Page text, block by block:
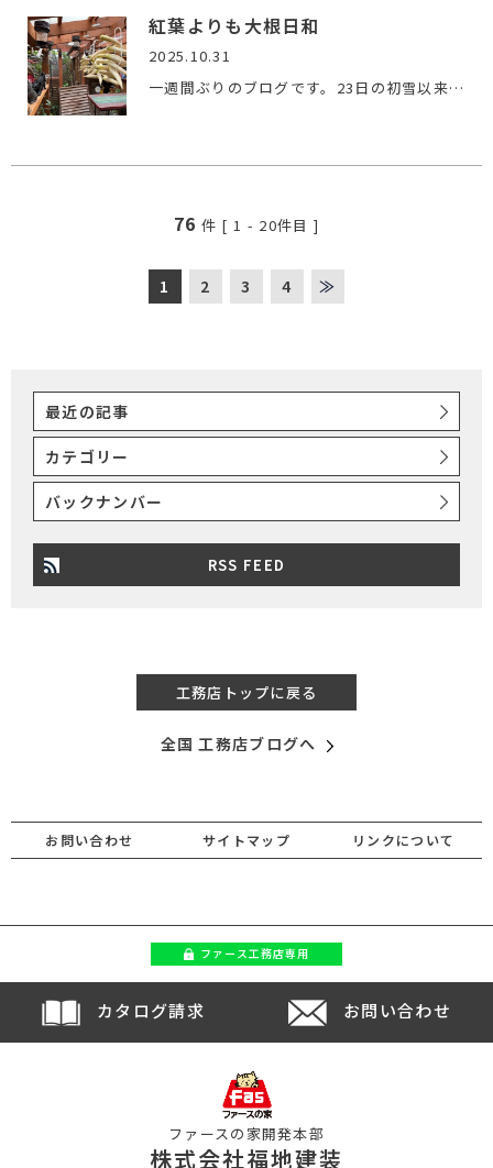
紅葉よりも大根日和
2025.10.31
一週間ぶりのブログです。23日の初雪以来、スッキリしない天候…
76 件 [1 - 20件目 ]
1 2 3 4 ≫
最近の記事
カテゴリー
バックナンバー
RSS FEED
工務店トップに戻る
全国 工務店ブログへ
お問い合わせ サイトマップ リンクについて
ファース工務店専用
カタログ請求 お問い合わせ
ファースの家開発本部
株式会社福地建装